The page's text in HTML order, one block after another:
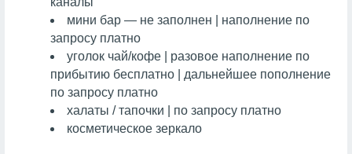
мини бар — не заполнен | наполнение по
запросу платно
уголок чай/кофе | разовое наполнение по
прибытию бесплатно | дальнейшее пополнение
по запросу платно
халаты / тапочки | по запросу платно
косметическое зеркало